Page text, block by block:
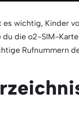
wichtig, Kinder
du die o2-SIM-
Rufnummern